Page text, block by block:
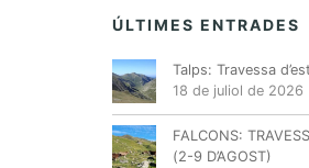
ÚLTIMES ENTRADES
Talps: Travessa
18 de juliol de 2026
FALCONS:
(2-9 D’AGOST)